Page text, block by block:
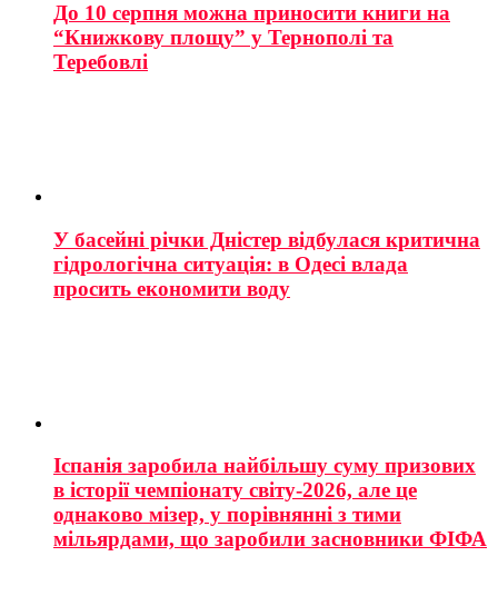
До 10 серпня можна приносити книги на
“Книжкову площу” у Тернополі та
Теребовлі
У басейні річки Дністер відбулася критична
гідрологічна ситуація: в Одесі влада
просить економити воду
Іспанія заробила найбільшу суму призових
в історії чемпіонату світу-2026, але це
однаково мізер, у порівнянні з тими
мільярдами, що заробили засновники ФІФА